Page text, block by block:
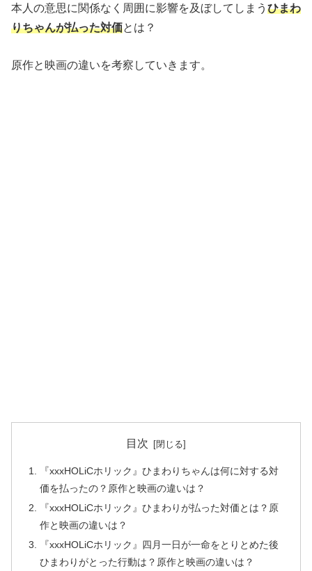
本人の意思に関係なく周囲に影響を及ぼしてしまう ひまわ
りちゃんが払った対価とは？
原作と映画の違いを考察していきます。
目次
『xxxHOLiCホリック』ひまわりちゃんは何に対する対
価を払ったの？原作と映画の違いは？
『xxxHOLiCホリック』ひまわりが払った対価とは？原
作と映画の違いは？
『xxxHOLiCホリック』四月一日が一命をとりとめた後
ひまわりがとった行動は？原作と映画の違いは？